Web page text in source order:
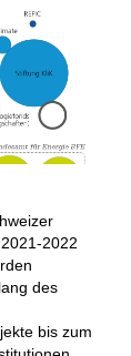
2022
des
bis zum